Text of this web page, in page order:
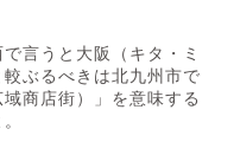
言うと大阪（キタ・ミ
ぶるべきは北九州市で
商店街）」を意味する